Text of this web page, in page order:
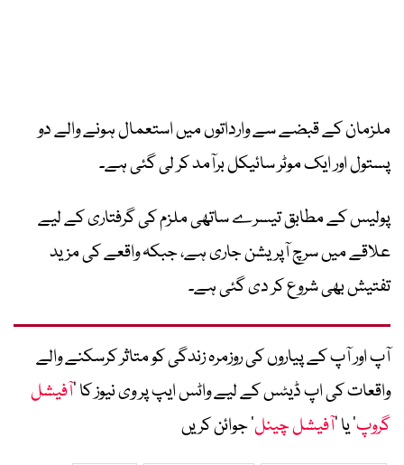
ملزمان کے قبضے سے وارداتوں میں استعمال ہونے والے دو
پستول اور ایک موٹر سائیکل برآمد کر لی گئی ہے۔
پولیس کے مطابق تیسرے ساتھی ملزم کی گرفتاری کے لیے
علاقے میں سرچ آپریشن جاری ہے، جبکہ واقعے کی مزید
تفتیش بھی شروع کر دی گئی ہے۔
آپ اور آپ کے پیاروں کی روزمرہ زندگی کو متاثر کرسکنے والے
واقعات کی اپ ڈیٹس کے لیے واٹس ایپ پر وی نیوز کا ’آفیشل
گروپ‘ یا ’آفیشل چینل‘ جوائن کریں